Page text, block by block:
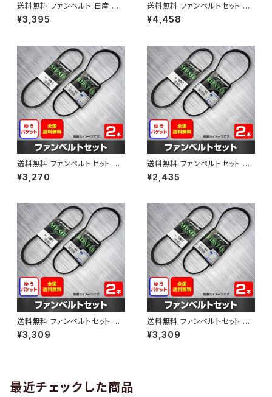
送料無料 ファンベルト 日産 エ
クストレイル 型式DNT31 H20.
09～H24.03 （国内トップメー
¥3,395
送料無料 ファンベルトセット 日
産 アベニール 型式PW11 H12.1
0～H14.08 （国内トップメーカ
¥4,458
送料無料 ファンベルトセット 日
産 サニー 型式B15 H10.10～H
12.09 （国内トップメーカー） 2
¥3,270
送料無料 ファンベルトセット 日
産 モコ 型式MG21S H15.05～
（国内トップメーカー） 2本セット
¥2,435
送料無料 ファンベルトセット 日
産 パルサーセリエ 型式FN15 H
11.10～ （国内トップメーカー） 2
¥3,309
送料無料 ファンベルトセット 日
産 パルサーセリエS-RV 型式F
NN15 H11.10～ （国内トップメ
¥3,309
最近チェックした商品